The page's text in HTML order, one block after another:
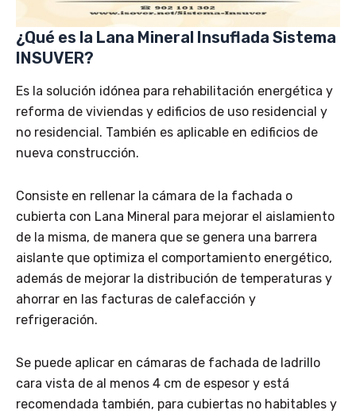
¿Qué es la Lana Mineral Insuflada Sistema
INSUVER?
Es la solución idónea para rehabilitación energética y
reforma de viviendas y edificios de uso residencial y
no residencial. También es aplicable en edificios de
nueva construcción.
Consiste en rellenar la cámara de la fachada o
cubierta con Lana Mineral para mejorar el aislamiento
de la misma, de manera que se genera una barrera
aislante que optimiza el comportamiento energético,
además de mejorar la distribución de temperaturas y
ahorrar en las facturas de calefacción y
refrigeración.
Se puede aplicar en cámaras de fachada de ladrillo
cara vista de al menos 4 cm de espesor y está
recomendada también, para cubiertas no habitables y